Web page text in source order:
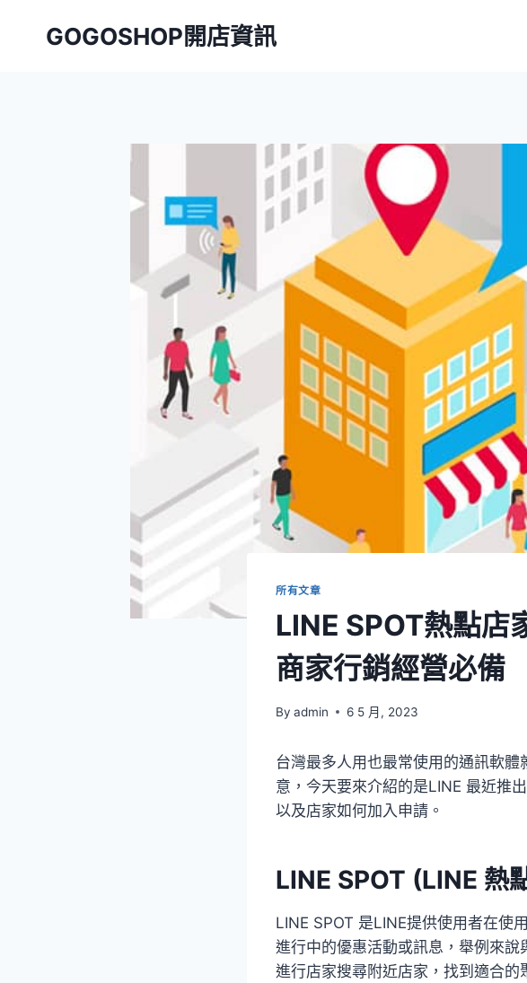
GOGOSHOP開店資訊
所有文章
LINE SPOT熱點店
商家行銷經營必備
By admin 6 5 月, 2023
台灣最多人用也最常使用的通訊軟
意，今天要來介紹的是LINE 最近推
以及店家如何加入申請。
LINE SPOT (LINE 熱
LINE SPOT 是LINE提供使用者在使
進行中的優惠活動或訊息，舉例來
進行店家搜尋附近店家，找到適合的